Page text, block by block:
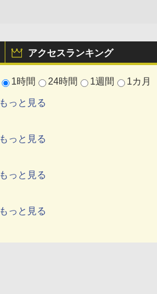
アクセスランキング
1時間 24時間 1週間 1カ月
もっと見る
もっと見る
もっと見る
もっと見る